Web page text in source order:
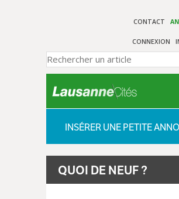
CONTACT
CONNEXION
INSÉRER UNE PETITE
QUOI DE NEUF ?